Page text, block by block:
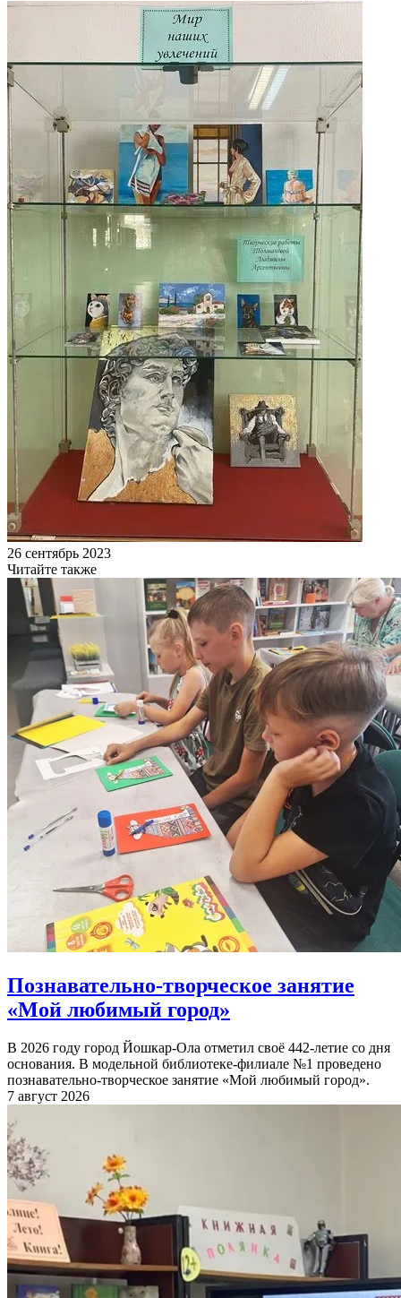
26 сентябрь 2023
Читайте также
Познавательно-творческое занятие
«Мой любимый город»
В 2026 году город Йошкар-Ола отметил своё 442-летие со дня
основания. В модельной библиотеке-филиале №1 проведено
познавательно-творческое занятие «Мой любимый город».
7 август 2026